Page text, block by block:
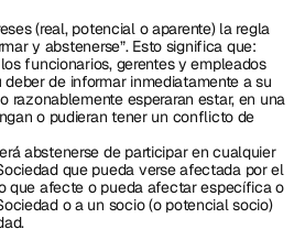
(real, potencial o aparente) la regla
y abstenerse”. Esto significa que:
funcionarios, gerentes y empleados
de informar inmediatamente a su
razonablemente esperaran estar, en una
o pudieran tener un conflicto de
abstenerse de participar en cualquier
que pueda verse afectada por el
que afecte o pueda afectar específica o
o a un socio (o potencial socio)